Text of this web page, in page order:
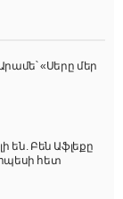
«Սերը մեր
են. Բեն Աֆլեքը
հետ